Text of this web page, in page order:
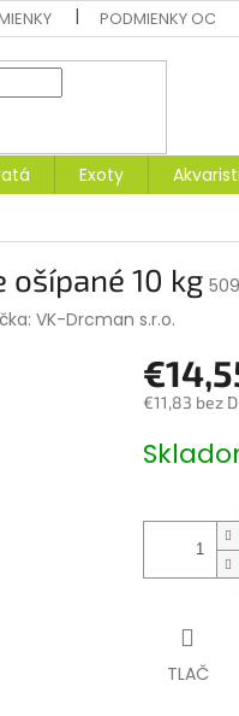
PODMIENKY
Exoty
10 kg
VK-Drcman s.r.o.
€11,83 bez
cena:
TLAČ